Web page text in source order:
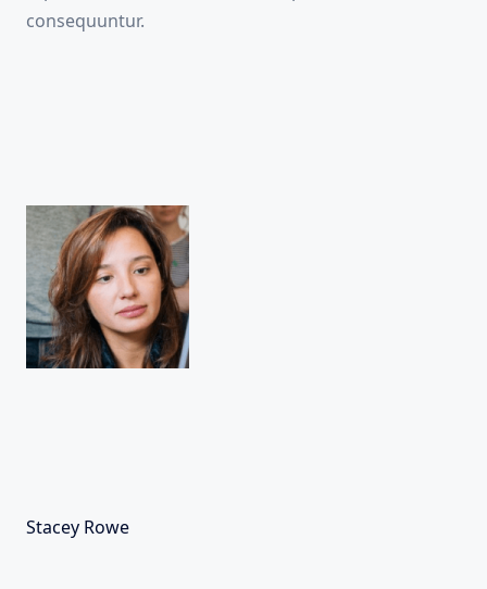
consequuntur.
Stacey Rowe